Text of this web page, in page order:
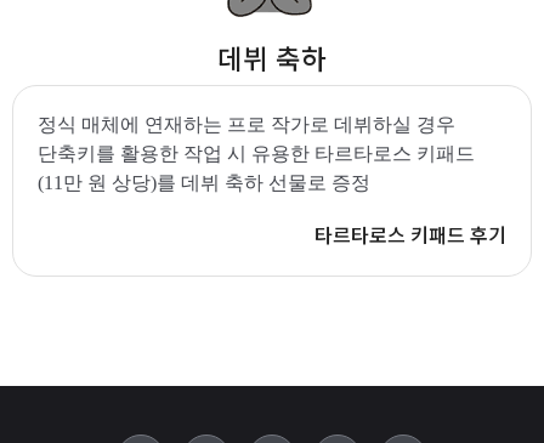
데뷔 축하
정식 매체에 연재하는 프로 작가로 데뷔하실 경우
단축키를 활용한 작업 시 유용한 타르타로스 키패드
(11만 원 상당)를 데뷔 축하 선물로 증정
타르타로스 키패드 후기